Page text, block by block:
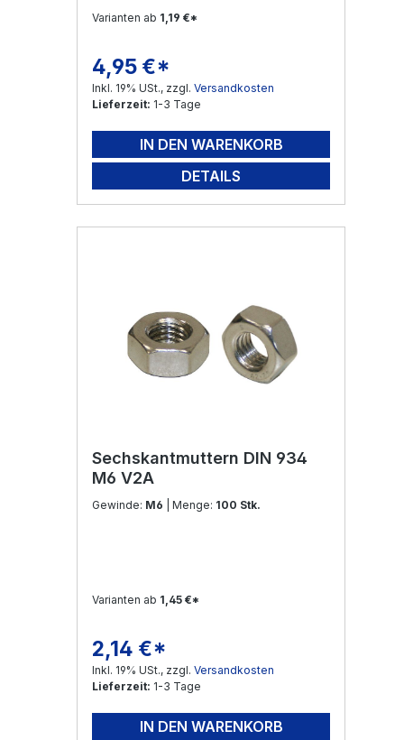
Varianten ab 1,19 €*
Regulärer Preis:
4,95 €*
Inkl. 19% USt., zzgl. Versandkosten
Lieferzeit: 1-3 Tage
IN DEN WARENKORB
DETAILS
Sechskantmuttern DIN 934
M6 V2A
Gewinde: M6 | Menge: 100 Stk.
Varianten ab 1,45 €*
Regulärer Preis:
2,14 €*
Inkl. 19% USt., zzgl. Versandkosten
Lieferzeit: 1-3 Tage
IN DEN WARENKORB